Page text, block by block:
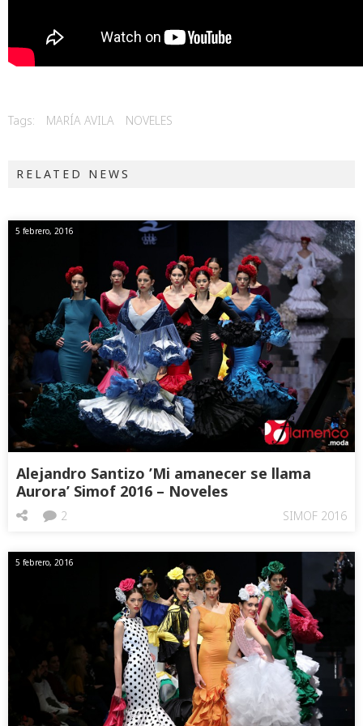
Tags: MARÍA AVILA NOVELES
RELATED NEWS
5 febrero, 2016
Alejandro Santizo ’Mi amanecer se llama
Aurora’ Simof 2016 – Noveles
SIMOF 2016
2
5 febrero, 2016